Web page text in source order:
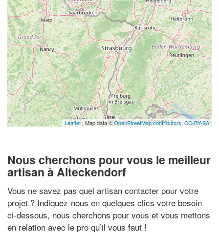
Leaflet| Map data ©OpenStreetMap contributors, CC-BY-SA
Nous cherchons pour vous le meilleur
artisan à Alteckendorf
Vous ne savez pas quel artisan contacter pour votre
projet ? Indiquez-nous en quelques clics votre besoin
ci-dessous, nous cherchons pour vous et vous mettons
en relation avec le pro qu’il vous faut !